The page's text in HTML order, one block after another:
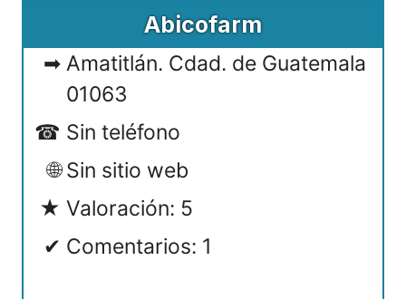
Abicofarm
Amatitlán. Cdad. de Guatemala
01063
Sin teléfono
Sin sitio web
Valoración: 5
Comentarios: 1